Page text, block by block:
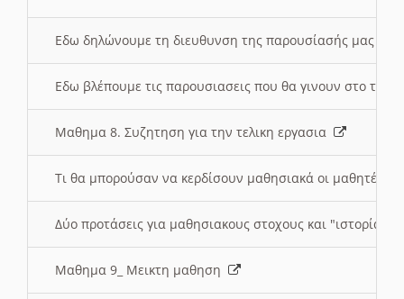
Εδω δηλώνουμε τη διευθυνση της παρουσίασής μας
Εδω βλέπουμε τις παρουσιασεις που θα γινουν στο
Μαθημα 8. Συζητηση για την τελικη εργασια
Τι θα μπορούσαν να κερδίσουν μαθησιακά οι μαθητές/
Δύο προτάσεις για μαθησιακους στοχους και "ιστορία"
Μαθημα 9_ Μεικτη μαθηση